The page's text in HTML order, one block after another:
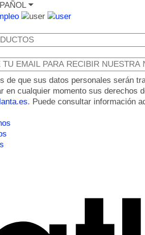
de que sus datos personales serán
en cualquier momento sus
. Puede consultar información